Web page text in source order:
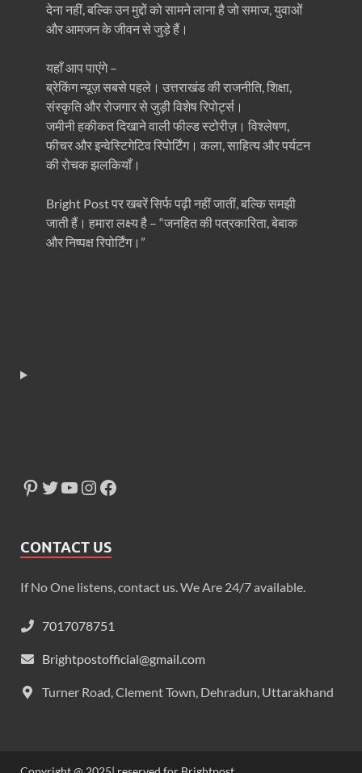
देना नहीं, बल्कि उन मुद्दों को सामने लाना है जो समाज, युवाओं
और आमजन के जीवन से जुड़े हैं।
यहाँ आप पाएंगे –
ब्रेकिंग न्यूज़ सबसे पहले। उत्तराखंड की राजनीति, शिक्षा,
संस्कृति और रोजगार से जुड़ी विशेष रिपोर्ट्स।
जमीनी हकीकत दिखाने वाली फील्ड स्टोरीज़। विश्लेषण,
फीचर और इन्वेस्टिगेटिव रिपोर्टिंग। कला, साहित्य और पर्यटन
की रोचक झलकियाँ।
Bright Post पर खबरें सिर्फ पढ़ी नहीं जातीं, बल्कि समझी
जाती हैं। हमारा लक्ष्य है – “जनहित की पत्रकारिता, बेबाक
और निष्पक्ष रिपोर्टिंग।”
CONTACT US
If No One listens, contact us. We Are 24/7 available.
7017078751
Brightpostofficial@gmail.com
Turner Road, Clement Town, Dehradun, Uttarakhand